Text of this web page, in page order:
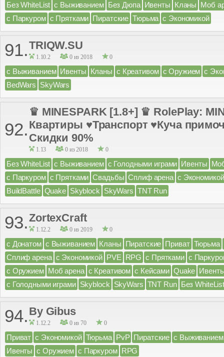
Без WhiteList с Выживанием Без Дюпа Ивенты Кланы Моб
с Паркуром с Прятками Пиратские Тюрьма с Экономикой
91.TRIQW.SU
1.10.2 0 из 2018 0
с Выживанием Ивенты Кланы с Креативом с Оружием с
BedWars SkyWars
92.
♛ MINESPARK [1.8+] ♛ RolePlay:
Квартиры ♥Транспорт ♥Куча
Скидки 90%
1.13 0 из 2018 0
Без WhiteList с Выживанием с Голодными играми Ивенты
с Паркуром с Прятками Свадьбы Сплиф арена с Экономикой
BuildBattle Quake Skyblock SkyWars TNT Run
93.ZortexCraft
1.12.2 0 из 2019 0
с Донатом с Выживанием Кланы Пиратские Приват Тюрьма
Сплиф арена с Экономикой PVE RPG с Прятками с
с Оружием Моб арена с Креативом с Кейсами Quake
с Голодными играми Skyblock SkyWars TNT Run Без WhiteList
94. By Gibus
1.12.2 0 из 70 0
Приват с Экономикой Тюрьма PvP Пиратские с Выживанием
Ивенты с Оружием с Паркуром RPG